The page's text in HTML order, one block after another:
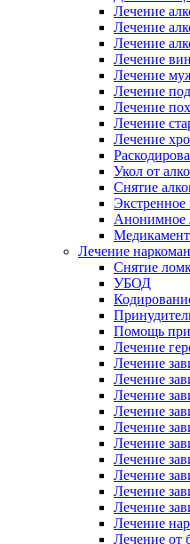
Лечение
Лечение
Лечение
Лечение
Лечение
Лечение
Лечение
Лечение
Лечение
Укол от
Снятие
Экстренное
Анонимное
Лечение
Снятие
УБОД
Помощь при
Лечение
Лечение
Лечение
Лечение
Лечение
Лечение
Лечение
Лечение
Лечение
Лечение
Лечение
Лечение
Лечение от